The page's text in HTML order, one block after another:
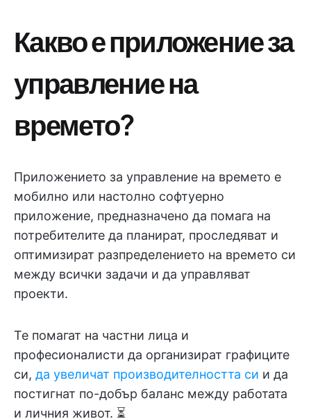
Какво е приложение за
управление на
времето?
Приложението за управление на времето е
мобилно или настолно софтуерно
приложение, предназначено да помага на
потребителите да планират, проследяват и
оптимизират разпределението на времето си
между всички задачи и да управляват
проекти.
Те помагат на частни лица и
професионалисти да организират графиците
си, да увеличат производителността си и да
постигнат по-добър баланс между работата
и личния живот. ⏳